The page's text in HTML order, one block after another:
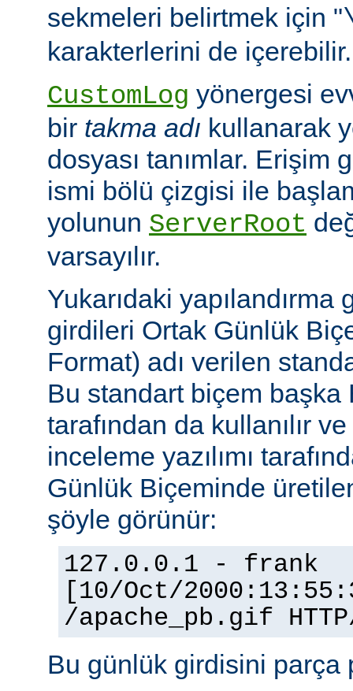
sekmeleri belirtmek için "
karakterlerini de içerebilir.
CustomLog yönergesi
bir takma adı kullanarak
dosyası tanımlar. Erişim
ismi bölü çizgisi ile
yolunun ServerRoot
varsayılır.
Yukarıdaki yapılandırma
girdileri Ortak Günlük
Format) adı verilen
Bu standart biçem başka
tarafından da kullanılır
inceleme yazılımı
Günlük Biçeminde
şöyle görünür:
127.0.0.1 - frank
[10/Oct/
/apache_pb.gif
Bu günlük girdisini parça